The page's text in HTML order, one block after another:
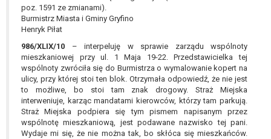
poz. 1591 ze zmianami).
Burmistrz Miasta i Gminy Gryfino
Henryk Piłat
986/XLIX/10 – interpeluję w sprawie zarządu wspólnoty
mieszkaniowej przy ul. 1 Maja 19-22. Przedstawicielka tej
wspólnoty zwróciła się do Burmistrza o wymalowanie kopert na
ulicy, przy której stoi ten blok. Otrzymała odpowiedź, że nie jest
to możliwe, bo stoi tam znak drogowy. Straż Miejska
interweniuje, karząc mandatami kierowców, którzy tam parkują.
Straż Miejska podpiera się tym pismem napisanym przez
wspólnotę mieszkaniową, jest podawane nazwisko tej pani.
Wydaje mi się, że nie można tak, bo skłóca się mieszkańców.